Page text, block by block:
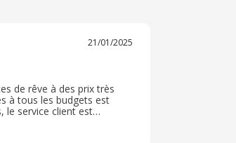
21/01/2025
de rêve à des prix très
à tous les budgets est
le service client est
de vos voyages
! ? ?